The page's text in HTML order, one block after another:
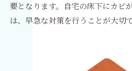
要となります。自宅の床下にカビ
は、早急な対策を行うことが大切で